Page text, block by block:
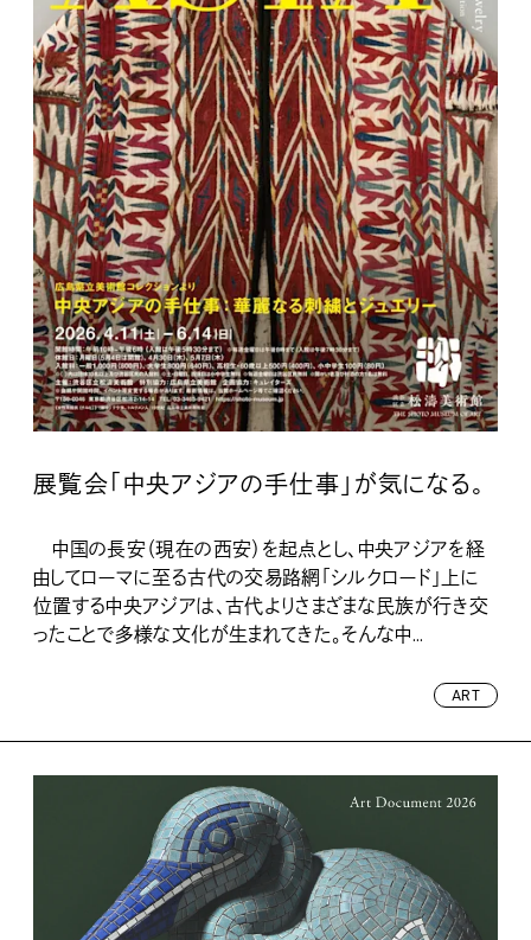
展覧会「中央アジアの手仕事」が気になる。
中国の長安（現在の西安）を起点とし、中央アジアを経
由してローマに至る古代の交易路網「シルクロード」上に
位置する中央アジアは、古代よりさまざまな民族が行き交
ったことで多様な文化が生まれてきた。そんな中...
ART